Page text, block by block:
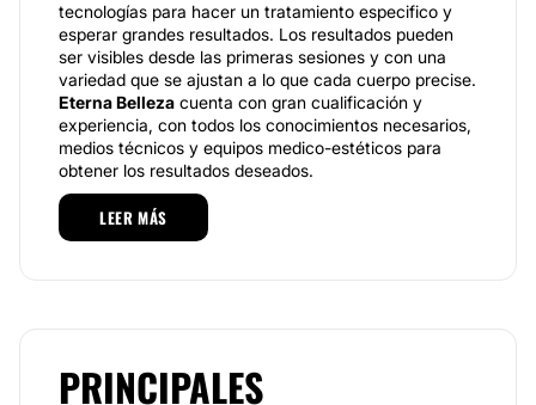
tecnologías para hacer un tratamiento especifico y
esperar grandes resultados. Los resultados pueden
ser visibles desde las primeras sesiones y con una
variedad que se ajustan a lo que cada cuerpo precise.
Eterna Belleza cuenta con gran cualificación y
experiencia, con todos los conocimientos necesarios,
medios técnicos y equipos medico-estéticos para
obtener los resultados deseados.
Para cumplir este objetivo,
los más modernos equipamientos del sector,
de 20 años de experiencia en el sector de la estética.
Su directora Dolores Mengual tiene más de 20 años
LEER MÁS
PRINCIPALES